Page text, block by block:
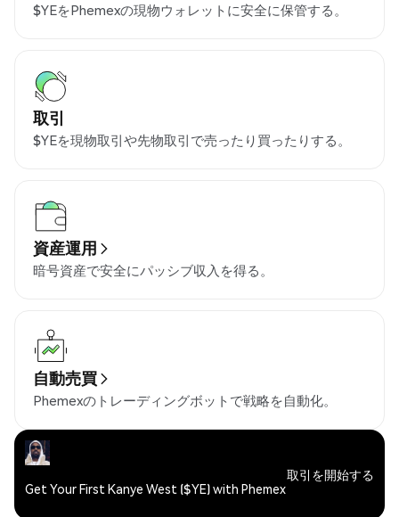
$YEをPhemexの現物ウォレットに安全に保管する。
取引
$YEを現物取引や先物取引で売ったり買ったりする。
資産運用
暗号資産で安全にパッシブ収入を得る。
自動売買
Phemexのトレーディングボットで戦略を自動化。
Get Your First Kanye West ($YE) with Phemex
取引を開始する